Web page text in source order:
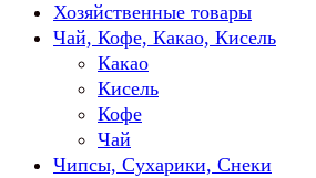
Хозяйственные товары
Чай, Кофе, Какао, Кисель
Какао
Кисель
Кофе
Чай
Чипсы, Сухарики, Снеки